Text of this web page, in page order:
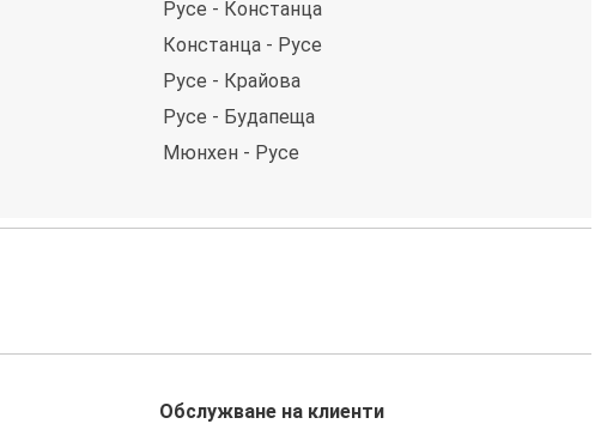
Русе - Констанца
Констанца - Русе
Русе - Крайова
Русе - Будапеща
Мюнхен - Русе
Обслужване на клиенти